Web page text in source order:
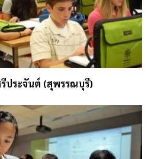
รีประจันต์ (สุพรรณบุรี)